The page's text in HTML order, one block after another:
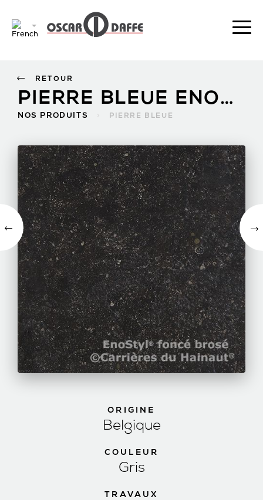
PIERRE BLEUE ENOSTYL FONCÉ BROSSÉ
NOS PRODUITS PIERRE BLEUE
RETOUR
ORIGINE
Belgique
COULEUR
Gris
TRAVAUX